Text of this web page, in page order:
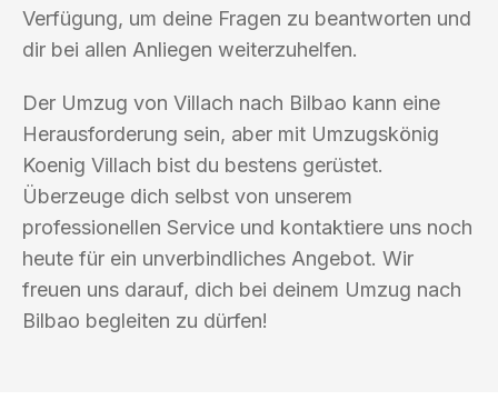
Verfügung, um deine Fragen zu beantworten und
dir bei allen Anliegen weiterzuhelfen.
Der Umzug von Villach nach Bilbao kann eine
Herausforderung sein, aber mit Umzugskönig
Koenig Villach bist du bestens gerüstet.
Überzeuge dich selbst von unserem
professionellen Service und kontaktiere uns noch
heute für ein unverbindliches Angebot. Wir
freuen uns darauf, dich bei deinem Umzug nach
Bilbao begleiten zu dürfen!